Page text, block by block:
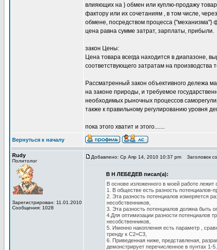
влияющих на } обмен или куплю-продажу
фактору или их сочетаниям , в том числе,
обмене, посредством процесса
цена равна сумме затрат, зарплаты, прибыли.
закон Цены:
Цена товара всегда находится в диапазоне,
соответствующего затратам на производства
Рассматренный закон объективного дележа
на законе природы, и требуемое
необходимых рыночных процессов
также к правильному регулированию уровня
пока этого хватит и этого.......
Вернуться к началу
Rudy
Политолог
Зарегистрирован: 11.01.2010
Сообщения: 1028
Добавлено: Ср Апр 14, 2010 10:37 pm Заголовок
В Н ЛЕБЕДЕВ писал(а):
В основе изложенного в моей работе лежит
1. В обществе есть разность потенциалов-
2. Эта разность потенциалов измеряется
несобственников,
3. Эта разность потенциалов должна быть
4.Для оптимизации разности потенциалов
несобственников,
5. Именно накопления есть параметр ,
тренду к С2=С3,
6. Приведенная ниже, представленая,
демонстрирует перечисленное в пунтах 1-5.